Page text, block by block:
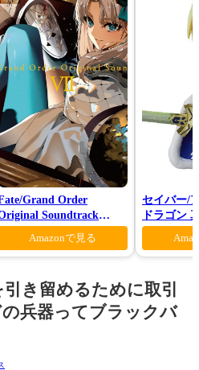
Grand Order
Soundtrack
初回仕様限定盤)
Amazonで見る
セイバー/
ドラゴン
き留めるために取引
兵器ってブラックバ